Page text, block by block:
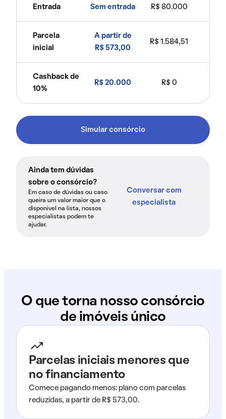
Entrada Sem entrada R$ 80.000
Parcela
inicial
A partir de
R$ 573,00
R$ 1.584,51
Cashback de
10%
R$ 20.000 R$ 0
Simular consórcio
Ainda tem dúvidas
sobre o consórcio?
Em caso de dúvidas ou caso
queira um valor maior que o
disponível na lista, nossos
especialistas podem te
ajudar.
Conversar com
especialista
O que torna nosso consórcio
de imóveis único
Parcelas iniciais menores que
no financiamento
Comece pagando menos: plano com parcelas
reduzidas, a partir de R$ 573,00.